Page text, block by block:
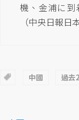
機、金浦に
（中央日報日
中國 過去